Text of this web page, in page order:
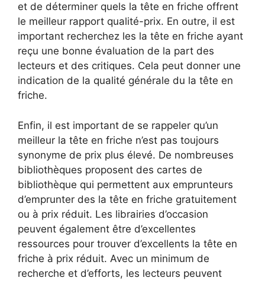
et de déterminer quels la tête en friche offrent
le meilleur rapport qualité-prix. En outre, il est
important recherchez les la tête en friche ayant
reçu une bonne évaluation de la part des
lecteurs et des critiques. Cela peut donner une
indication de la qualité générale du la tête en
friche.
Enfin, il est important de se rappeler qu’un
meilleur la tête en friche n’est pas toujours
synonyme de prix plus élevé. De nombreuses
bibliothèques proposent des cartes de
bibliothèque qui permettent aux emprunteurs
d’emprunter des la tête en friche gratuitement
ou à prix réduit. Les librairies d’occasion
peuvent également être d’excellentes
ressources pour trouver d’excellents la tête en
friche à prix réduit. Avec un minimum de
recherche et d’efforts, les lecteurs peuvent